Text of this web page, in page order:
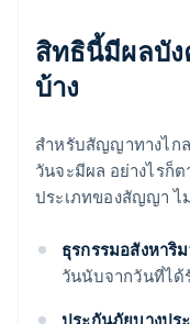
สิทธินี้มีผลบั
บ้าง
สําหรับสัญญาทางไก
วันจะมีผล อย่างไรก็
ประเภทของสัญญา ไ
ธุรกรรมอสังหาริ
วันนับจากวันที่ได้